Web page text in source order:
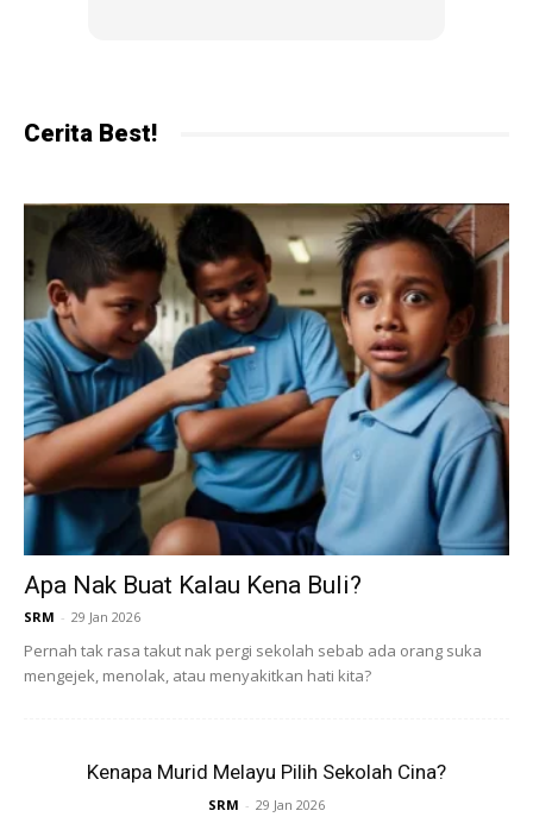
siapa yang terlibat. Kalau dibuli secara dalam talian
(cyberbullying), simpan tangkap layar (screenshot) mesej,
komen atau gambar. Semua ini boleh jadi bukti penting bila
kamu laporkan nanti.
4. Elakkan konfrontasi berseorangan
Jangan cuba lawan atau membalas dendam, terutama jika
pembuli ramai atau agresif. Lebih baik minta bantuan guru
atau rakan bila perlu lalu di tempat yang sama. Kalau boleh,
elakkan kawasan sunyi seperti tangga belakang, tandas
kurangkan risikobuli di sekolahberulang.
Cerita Best!
Apa Nak Buat Kalau Kena Buli?
SRM - 29 Jan 2026
Pernah tak rasa takut nak pergi sekolah sebab ada orang suka
mengejek, menolak, atau menyakitkan hati kita?
Kenapa Murid Melayu Pilih Sekolah Cina?
SRM - 29 Jan 2026